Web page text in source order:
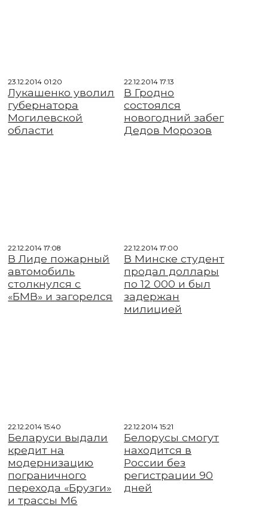
23.12.2014 01:20
Лукашенко уволил
губернатора
Могилевской
области
22.12.2014 17:13
В Гродно
состоялся
новогодний забег
Дедов Морозов
22.12.2014 17:08
В Лиде пожарный
автомобиль
столкнулся с
«БМВ» и загорелся
22.12.2014 17:00
В Минске студент
продал доллары
по 12 000 и был
задержан
милицией
22.12.2014 15:40
Беларуси выдали
кредит на
модернизацию
пограничного
перехода «Брузги»
и трассы М6
22.12.2014 15:21
Белорусы смогут
находится в
России без
регистрации 90
дней